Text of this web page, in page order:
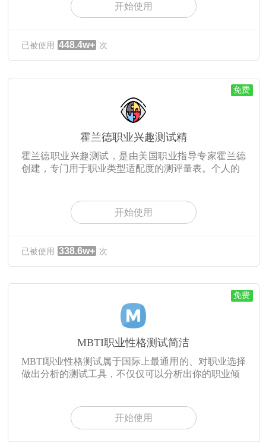
开始使用
已被使用 448.4w+ 次
免费
霍兰德职业兴趣测试精
霍兰德职业兴趣测试，是由美国职业指导专家霍兰德
创建，专门用于职业类型适配度的测评量表。个人的
开始使用
已被使用 338.6w+ 次
免费
MBTI职业性格测试简洁
MBTI职业性格测试属于国际上最通用的、对职业选择
做出分析的测试工具，不仅仅可以分析出你的职业倾
开始使用